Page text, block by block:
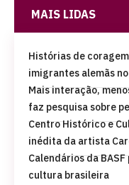
MAIS LIDAS
Histórias de
imigrantes alemãs
Mais interação,
faz pesquisa sobre
Centro Histórico e
inédita da artista
Calendários da
cultura brasileira